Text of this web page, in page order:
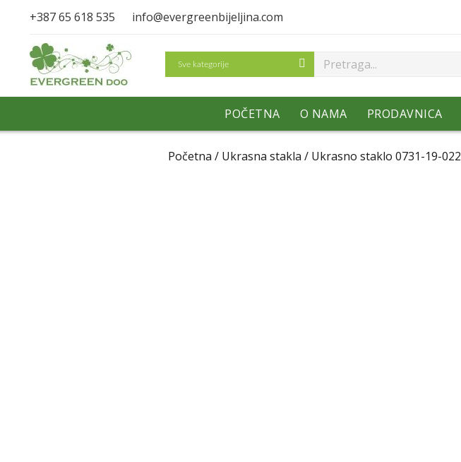
+387 65 618 535 info@evergreenbijeljina.com
Search
POČETNA O NAMA PRODAVNICA
Početna / Ukrasna stakla / Ukrasno staklo 0731-19-022